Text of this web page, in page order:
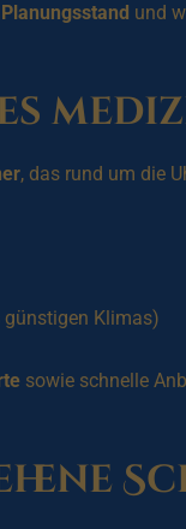
Planungsstand und
, das rund um die
Klimas)
sowie schnelle